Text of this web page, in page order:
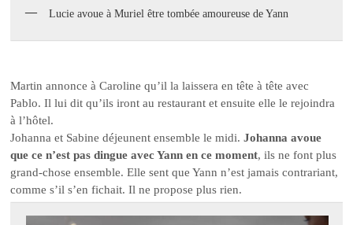
Lucie avoue à Muriel être tombée amoureuse de Yann
Martin annonce à Caroline qu’il la laissera en tête à tête avec
Pablo. Il lui dit qu’ils iront au restaurant et ensuite elle le rejoindra
à l’hôtel.
Johanna et Sabine déjeunent ensemble le midi.Johanna avoue
que ce n’est pas dingue avec Yann en ce moment, ils ne font plus
grand-chose ensemble. Elle sent que Yann n’est jamais contrariant,
comme s’il s’en fichait. Il ne propose plus rien.